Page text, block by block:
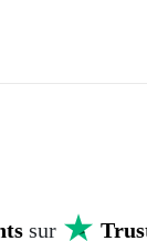
sur